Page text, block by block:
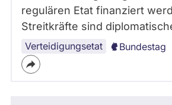
regulären Etat finanziert
Streitkräfte sind
Verteidigungsetat Bundestag